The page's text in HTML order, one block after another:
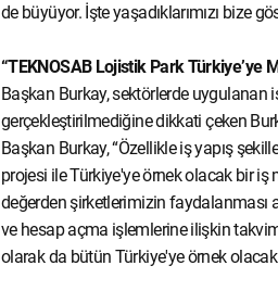
de büyüyor. İşte yaşadıklarımızı bize
“TEKNOSAB Lojistik Park Türkiye’ye
Başkan Burkay, sektörlerde uygulanan
gerçekleştirilmediğine dikkati çeken
Başkan Burkay, “Özellikle iş yapış
projesi ile Türkiye'ye örnek olacak bir
değerden şirketlerimizin faydalanması
ve hesap açma işlemlerine ilişkin
olarak da bütün Türkiye'ye örnek